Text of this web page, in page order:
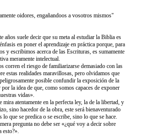
oidores, engañandoos a vosotros mismos"
años suele decir que su meta al estudiar la Biblia es
en poner el aprendizaje en práctica porque, para
y escribimos acerca de las Escrituras, es sumamente
meramente intelectual.
el riesgo de familiarizarse demasiado con las
estas realidades maravillosas, pero olvidamos que
posible confundir la exposición de la
la idea de que, como somos capaces de exponer
vidas».
atentamente en la perfecta ley, la de la libertad, y
sino hacedor de la obra, este será bienaventurado
que se predica o se escribe, sino lo que se hace.
pregunta no debe ser «¿qué voy a decir sobre
esto?».